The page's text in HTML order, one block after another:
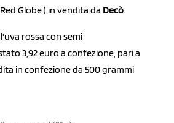
Globe ) in vendita da Decò.
rossa con semi
3,92 euro a confezione, pari a
in confezione da 500 grammi